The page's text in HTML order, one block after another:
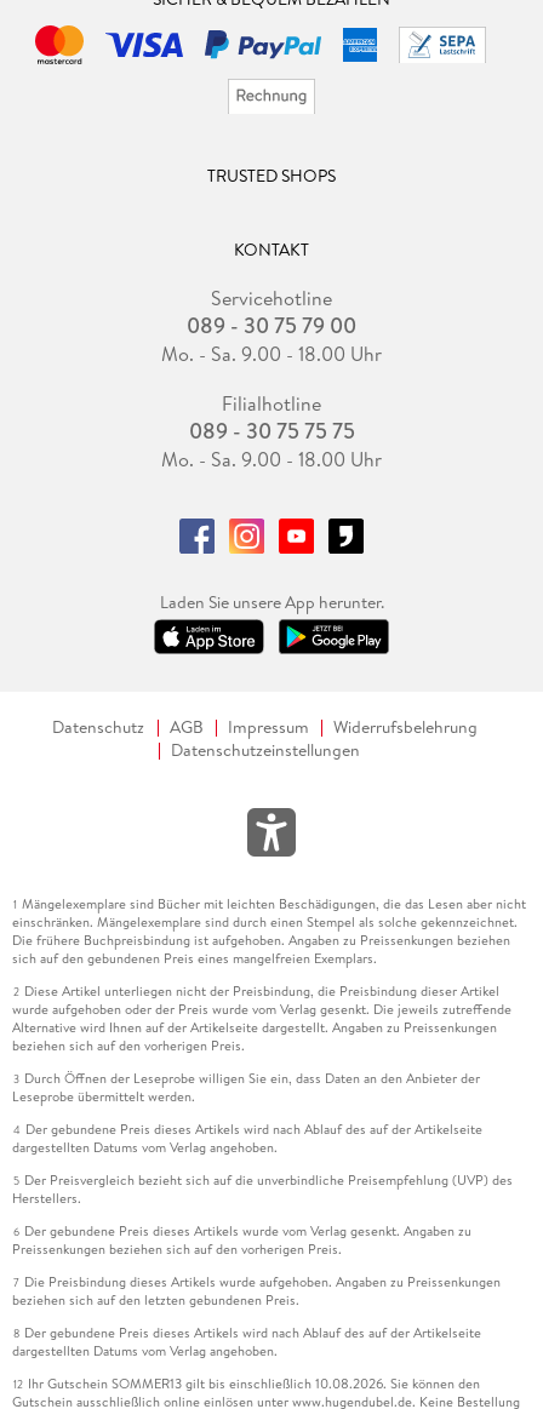
TRUSTED SHOPS
KONTAKT
Servicehotline
089 - 30 75 79 00
Mo. - Sa. 9.00 - 18.00 Uhr
Filialhotline
089 - 30 75 75 75
Mo. - Sa. 9.00 - 18.00 Uhr
Laden Sie unsere App herunter.
Datenschutz AGB Impressum
Widerrufsbelehrung
Datenschutzeinstellungen
1 Mängelexemplare sind Bücher mit leichten Beschädigungen, die das Lesen aber nicht
einschränken. Mängelexemplare sind durch einen Stempel als solche gekennzeichnet.
Die frühere Buchpreisbindung ist aufgehoben. Angaben zu Preissenkungen beziehen
sich auf den gebundenen Preis eines mangelfreien Exemplars.
2 Diese Artikel unterliegen nicht der Preisbindung, die Preisbindung dieser Artikel
wurde aufgehoben oder der Preis wurde vom Verlag gesenkt. Die jeweils zutreffende
Alternative wird Ihnen auf der Artikelseite dargestellt. Angaben zu Preissenkungen
beziehen sich auf den vorherigen Preis.
3 Durch Öffnen der Leseprobe willigen Sie ein, dass Daten an den Anbieter der
Leseprobe übermittelt werden.
4 Der gebundene Preis dieses Artikels wird nach Ablauf des auf der Artikelseite
dargestellten Datums vom Verlag angehoben.
5 Der Preisvergleich bezieht sich auf die unverbindliche Preisempfehlung (UVP) des
Herstellers.
6 Der gebundene Preis dieses Artikels wurde vom Verlag gesenkt. Angaben zu
Preissenkungen beziehen sich auf den vorherigen Preis.
7 Die Preisbindung dieses Artikels wurde aufgehoben. Angaben zu Preissenkungen
beziehen sich auf den letzten gebundenen Preis.
8 Der gebundene Preis dieses Artikels wird nach Ablauf des auf der Artikelseite
dargestellten Datums vom Verlag angehoben.
12 Ihr Gutschein SOMMER13 gilt bis einschließlich 10.08.2026. Sie können den
Gutschein ausschließlich online einlösen unter www.hugendubel.de. Keine Bestellung